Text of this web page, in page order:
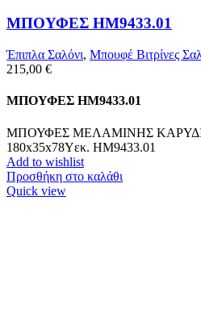
ΜΠΟΥΦΕΣ HM9433.01
Έπιπλα Σαλόνι, Μπουφέ Βιτρίνες
215,00 €
ΜΠΟΥΦΕΣ HM9433.01
ΜΠΟΥΦΕΣ ΜΕΛΑΜΙΝΗΣ
180x35x78Yεκ. HM9433.01
Add to wishlist
Προσθήκη στο καλάθι
Quick view